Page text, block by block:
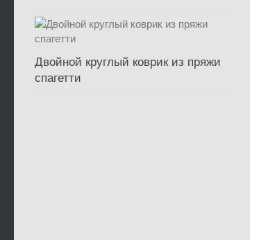
Двойной круглый коврик из пряжи
спагетти